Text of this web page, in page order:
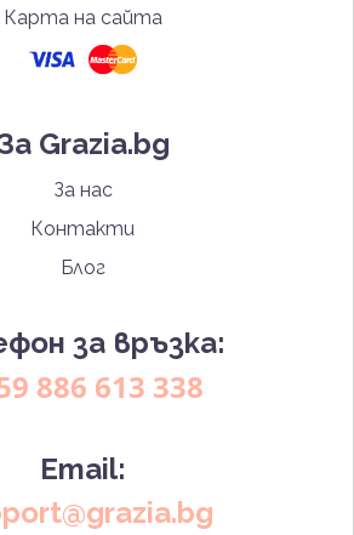
Карта на сайта
Grazia.bg
За нас
Контакти
Блог
за връзка:
886 613 338
Email: